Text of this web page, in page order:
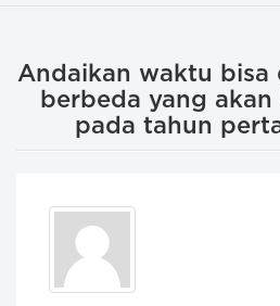
Andaikan waktu bisa
berbeda yang
pada tahun